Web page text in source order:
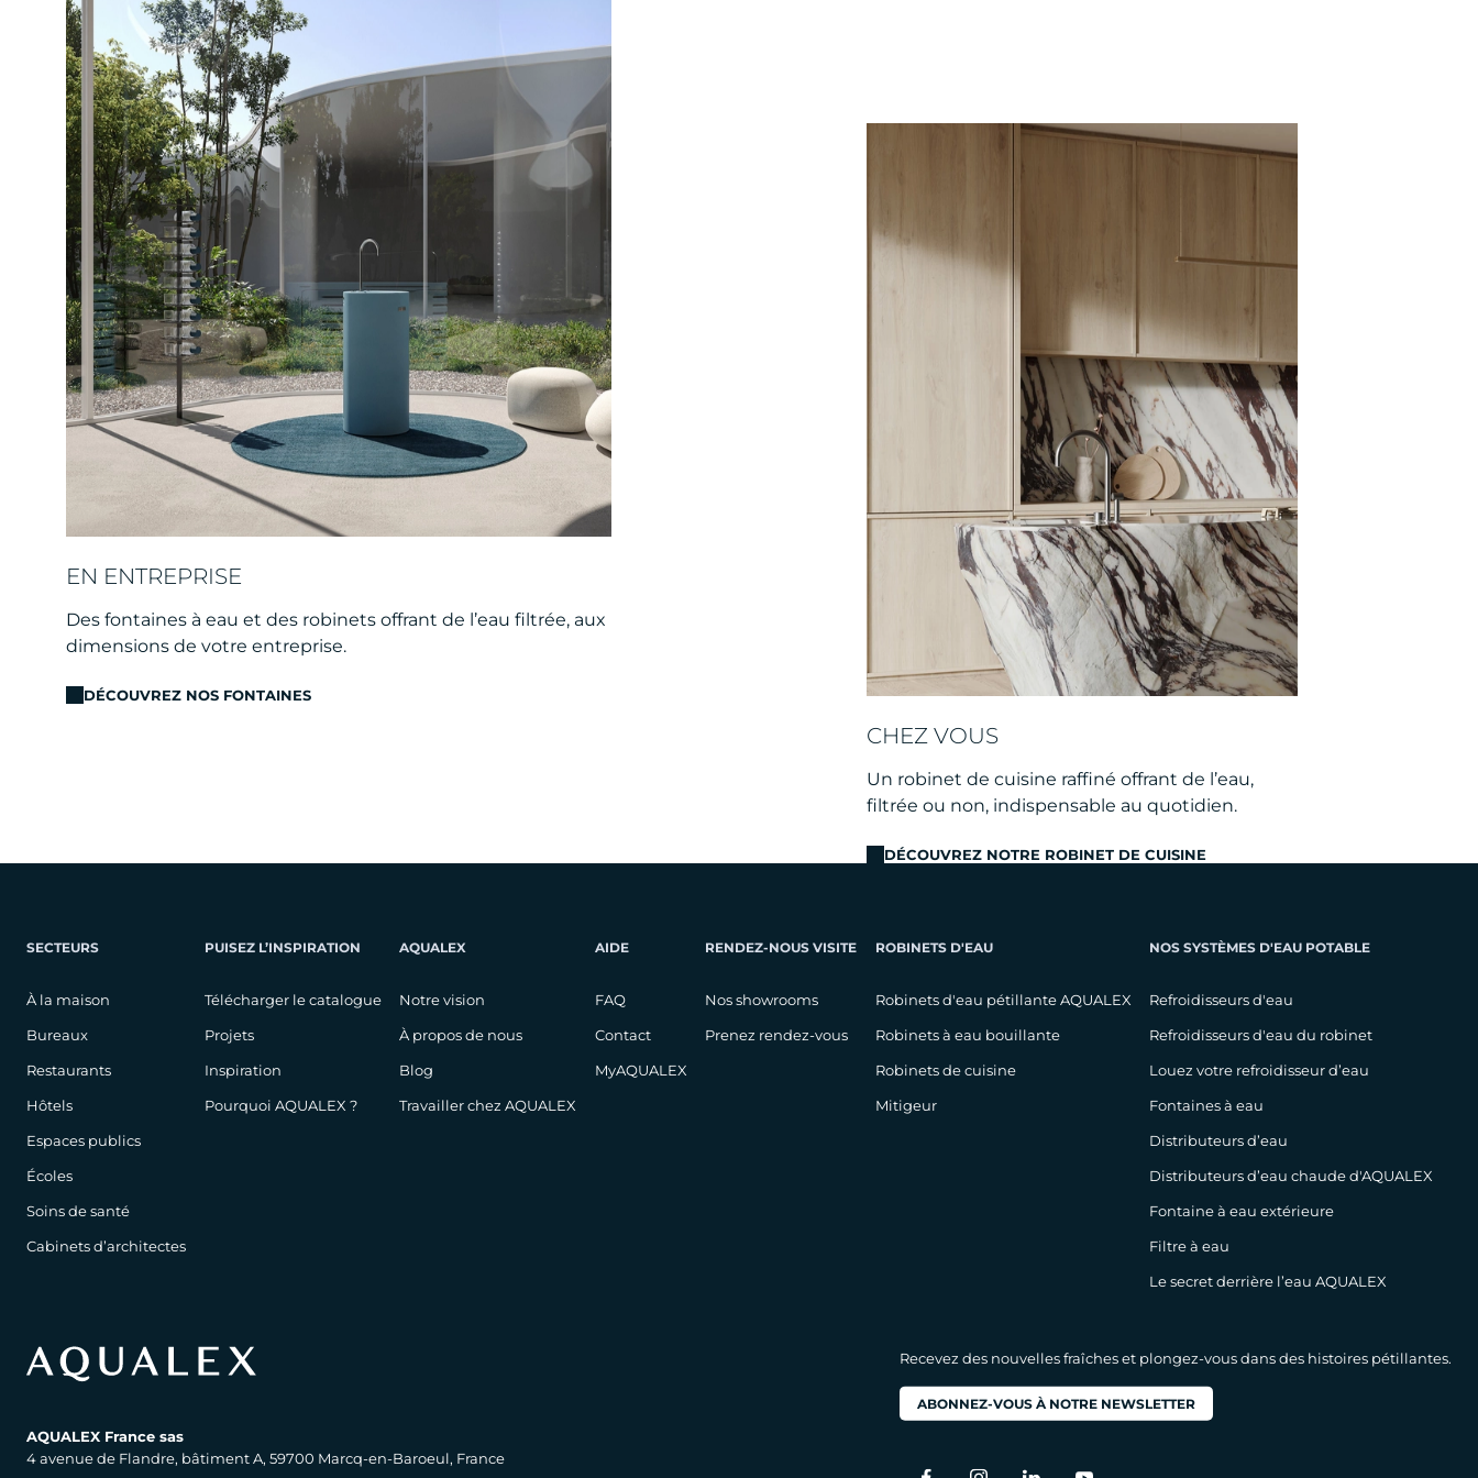
EN ENTREPRISE
Des fontaines à eau et des robinets offrant de l’eau filtrée, aux
dimensions de votre entreprise.
DÉCOUVREZ NOS FONTAINES
CHEZ VOUS
Un robinet de cuisine raffiné offrant de l’eau,
filtrée ou non, indispensable au quotidien.
DÉCOUVREZ NOTRE ROBINET DE CUISINE
SECTEURS
À la maison
Bureaux
Restaurants
Hôtels
Espaces publics
Écoles
Soins de santé
Cabinets d’architectes
PUISEZ L’INSPIRATION
Télécharger le catalogue
Projets
Inspiration
Pourquoi AQUALEX ?
AQUALEX
Notre vision
À propos de nous
Blog
Travailler chez AQUALEX
AIDE
FAQ
Contact
MyAQUALEX
RENDEZ-NOUS VISITE
Nos showrooms
Prenez rendez-vous
ROBINETS D'EAU
Robinets d'eau pétillante AQUALEX
Robinets à eau bouillante
Robinets de cuisine
Mitigeur
NOS SYSTÈMES D'EAU POTABLE
Refroidisseurs d'eau
Refroidisseurs d'eau du robinet
Louez votre refroidisseur d’eau
Fontaines à eau
Distributeurs d’eau
Distributeurs d’eau chaude d'AQUALEX
Fontaine à eau extérieure
Filtre à eau
Le secret derrière l’eau AQUALEX
AQUALEX France sas
4 avenue de Flandre, bâtiment A, 59700 Marcq-en-Baroeul, France
Recevez des nouvelles fraîches et plongez-vous dans des histoires pétillantes.
ABONNEZ-VOUS À NOTRE NEWSLETTER